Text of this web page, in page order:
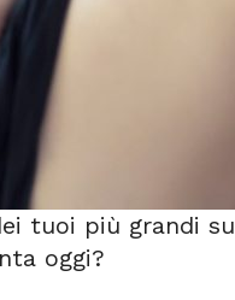
tuoi più grandi
oggi?